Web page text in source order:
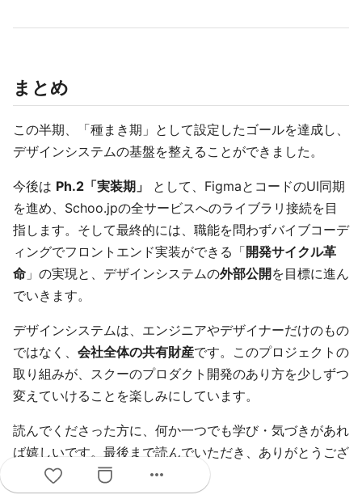
まとめ
この半期、「種まき期」として設定したゴールを達成し、
デザインシステムの基盤を整えることができました。
今後は Ph.2「実装期」
として、FigmaとコードのUI同期
を進め、Schoo.jpの全サービスへのライブラリ接続を目
指します。そして最終的には、職能を問わずバイブコーデ
ィングでフロントエンド実装ができる「開発サイクル革
命 」の実現と、デザインシステムの外部公開 を目標に進ん
でいきます。
デザインシステムは、エンジニアやデザイナーだけのもの
ではなく、 会社全体の共有財産です。このプロジェクトの
取り組みが、スクーのプロダクト開発のあり方を少しずつ
変えていけることを楽しみにしています。
読んでくださった方に、何か一つでも学び・気づきがあれ
ば嬉しいです。最後まで読んでいただき、ありがとうござ
いました！
more_horiz